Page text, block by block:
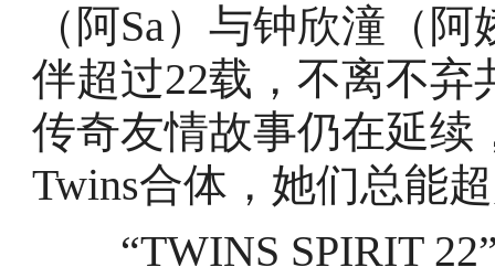
（阿Sa）与钟欣潼（
伴超过22载，不离不
传奇友情故事仍在延续
Twins合体，她们总能
“TWINS SPIRIT